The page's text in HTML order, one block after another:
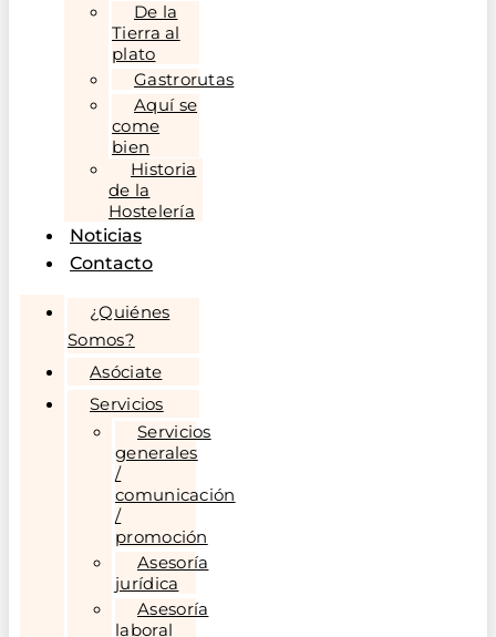
De la
Tierra al
plato
Gastrorutas
Aquí se
come
bien
Historia
de la
Hostelería
Noticias
Contacto
¿Quiénes
Somos?
Asóciate
Servicios
Servicios
generales
/
comunicación
/
promoción
Asesoría
jurídica
Asesoría
laboral